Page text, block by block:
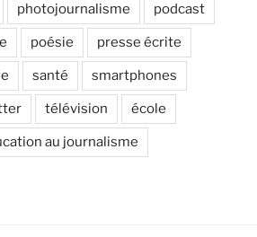
photojournalisme podcast
poésie presse écrite
santé smartphones
télévision école
au journalisme